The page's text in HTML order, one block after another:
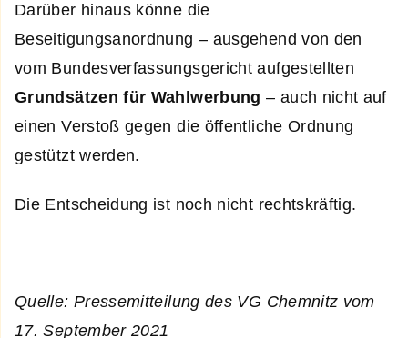
Darüber hinaus könne die
Beseitigungsanordnung – ausgehend von den
vom Bundesverfassungsgericht aufgestellten
Grundsätzen für Wahlwerbung – auch nicht auf
einen Verstoß gegen die öffentliche Ordnung
gestützt werden.
Die Entscheidung ist noch nicht rechtskräftig.
Quelle: Pressemitteilung des VG Chemnitz vom
17. September 2021